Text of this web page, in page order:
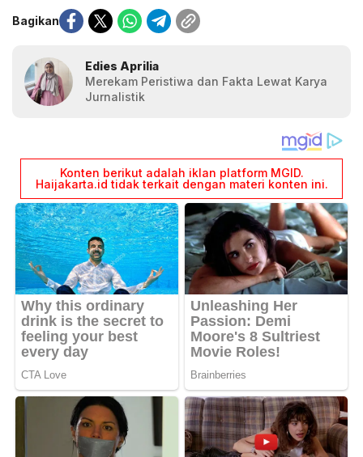
Bagikan
Edies Aprilia
Merekam Peristiwa dan Fakta Lewat Karya
Jurnalistik